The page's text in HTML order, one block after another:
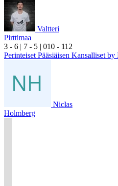
Valtteri
Pirttimaa
3 - 6 | 7 - 5 | 010 - 112
Perinteiset Pääsiäisen Kansalliset
Niclas
Holmberg